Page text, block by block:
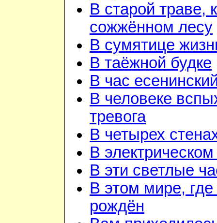
В старой траве,
сожжённом лесу
В сумятице
В таёжной будке
В час
В человеке
тревога
В четырех
В
В эти светлые
В этом мире,
рождён